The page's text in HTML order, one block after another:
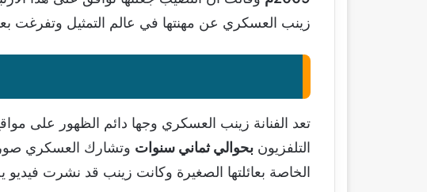
زينب العسكري عن مهنتها في عالم التمثيل وتفرغت بعد
تعد الفنانة زينب العسكري وجها دائم الظهور على
التلفزيون بحوالي ثماني سنوات وتشارك العسكري صورا
الخاصة بعائلتها الصغيرة وكانت زينب قد نشرت